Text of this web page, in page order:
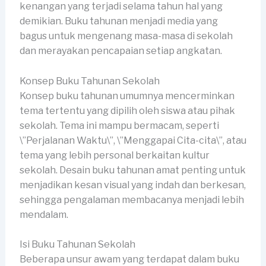
kenangan yang terjadi selama tahun hal yang
demikian. Buku tahunan menjadi media yang
bagus untuk mengenang masa-masa di sekolah
dan merayakan pencapaian setiap angkatan.
Konsep Buku Tahunan Sekolah
Konsep buku tahunan umumnya mencerminkan
tema tertentu yang dipilih oleh siswa atau pihak
sekolah. Tema ini mampu bermacam, seperti
\”Perjalanan Waktu\”, \”Menggapai Cita-cita\”, atau
tema yang lebih personal berkaitan kultur
sekolah. Desain buku tahunan amat penting untuk
menjadikan kesan visual yang indah dan berkesan,
sehingga pengalaman membacanya menjadi lebih
mendalam.
Isi Buku Tahunan Sekolah
Beberapa unsur awam yang terdapat dalam buku